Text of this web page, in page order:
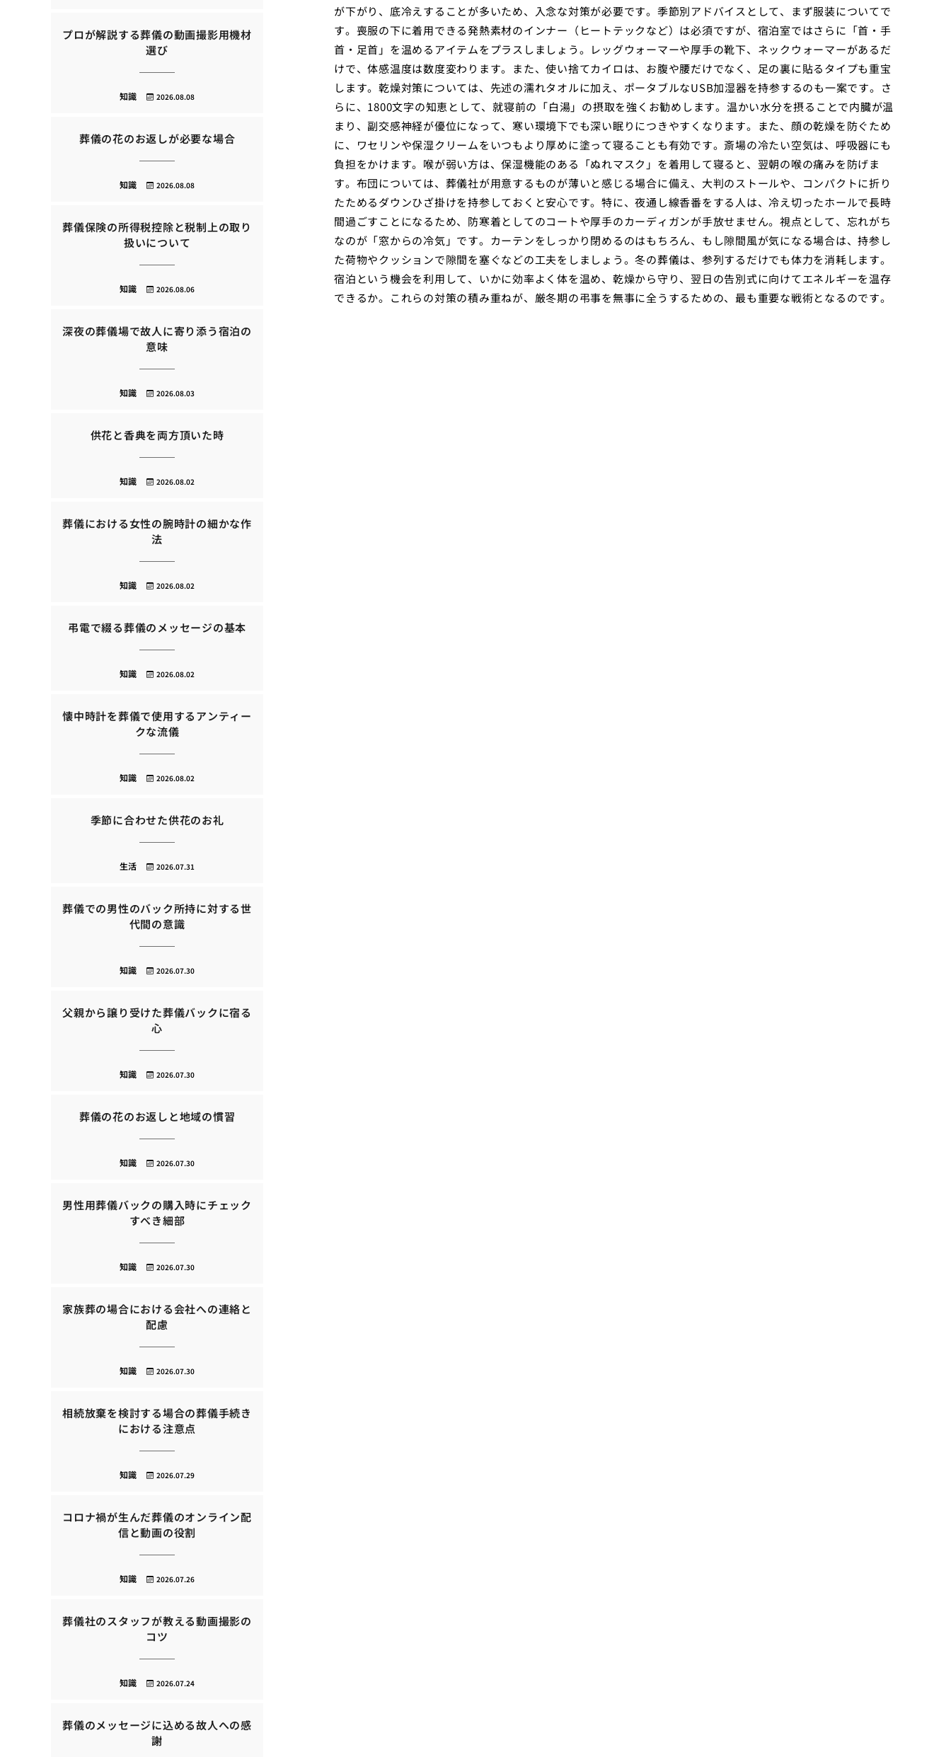
が下がり、底冷えすることが多いため、入念な対策が必要です。季節別アドバイスとして、まず服装についてで
す。喪服の下に着用できる発熱素材のインナー（ヒートテックなど）は必須ですが、宿泊室ではさらに「首・手
首・足首」を温めるアイテムをプラスしましょう。レッグウォーマーや厚手の靴下、ネックウォーマーがあるだ
けで、体感温度は数度変わります。また、使い捨てカイロは、お腹や腰だけでなく、足の裏に貼るタイプも重宝
します。乾燥対策については、先述の濡れタオルに加え、ポータブルなUSB加湿器を持参するのも一案です。さ
らに、1800文字の知恵として、就寝前の「白湯」の摂取を強くお勧めします。温かい水分を摂ることで内臓が温
まり、副交感神経が優位になって、寒い環境下でも深い眠りにつきやすくなります。また、顔の乾燥を防ぐため
に、ワセリンや保湿クリームをいつもより厚めに塗って寝ることも有効です。斎場の冷たい空気は、呼吸器にも
負担をかけます。喉が弱い方は、保湿機能のある「ぬれマスク」を着用して寝ると、翌朝の喉の痛みを防げま
す。布団については、葬儀社が用意するものが薄いと感じる場合に備え、大判のストールや、コンパクトに折り
たためるダウンひざ掛けを持参しておくと安心です。特に、夜通し線香番をする人は、冷え切ったホールで長時
間過ごすことになるため、防寒着としてのコートや厚手のカーディガンが手放せません。視点として、忘れがち
なのが「窓からの冷気」です。カーテンをしっかり閉めるのはもちろん、もし隙間風が気になる場合は、持参し
た荷物やクッションで隙間を塞ぐなどの工夫をしましょう。冬の葬儀は、参列するだけでも体力を消耗します。
宿泊という機会を利用して、いかに効率よく体を温め、乾燥から守り、翌日の告別式に向けてエネルギーを温存
できるか。これらの対策の積み重ねが、厳冬期の弔事を無事に全うするための、最も重要な戦術となるのです。
プロが解説する葬儀の動画撮影用機材
選び
2026.08.08
知識
葬儀の花のお返しが必要な場合
2026.08.08
知識
葬儀保険の所得税控除と税制上の取り
扱いについて
2026.08.06
知識
深夜の葬儀場で故人に寄り添う宿泊の
意味
2026.08.03
知識
供花と香典を両方頂いた時
2026.08.02
知識
葬儀における女性の腕時計の細かな作
法
2026.08.02
知識
弔電で綴る葬儀のメッセージの基本
2026.08.02
知識
懐中時計を葬儀で使用するアンティー
クな流儀
2026.08.02
知識
季節に合わせた供花のお礼
2026.07.31
生活
葬儀での男性のバック所持に対する世
代間の意識
2026.07.30
知識
父親から譲り受けた葬儀バックに宿る
心
2026.07.30
知識
葬儀の花のお返しと地域の慣習
2026.07.30
知識
男性用葬儀バックの購入時にチェック
すべき細部
2026.07.30
知識
家族葬の場合における会社への連絡と
配慮
2026.07.30
知識
相続放棄を検討する場合の葬儀手続き
における注意点
2026.07.29
知識
コロナ禍が生んだ葬儀のオンライン配
信と動画の役割
2026.07.26
知識
葬儀社のスタッフが教える動画撮影の
コツ
2026.07.24
知識
葬儀のメッセージに込める故人への感
謝